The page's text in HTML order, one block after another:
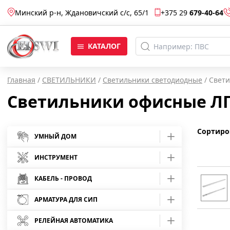
Минский р-н, Ждановичский с/c, 65/1 +375 29679-40-64
КАТАЛОГ
Главная / СВЕТИЛЬНИКИ / Светильники светодиодные /
Светильники офисные
УМНЫЙ ДОМ
Умные розетки
Умные лампы
Умные камеры
Умные светодиодные ленты
ИНСТРУМЕНТ
Средства защиты
Отвертки
Отвертки Master
Инструмент шарнирно-губцевый
КАБЕЛЬ - ПРОВОД
Кабель АВБбШв
Кабель АВВГ
АРМАТУРА ДЛЯ СИП
Арматура для монтажа СИП
РЕЛЕЙНАЯ АВТОМАТИКА